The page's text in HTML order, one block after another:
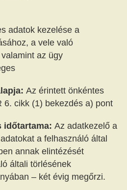
adatok kezelése a
a vele való
az ügy
Az érintett önkéntes
6. cikk (1) bekezdés a) pont
időtartama: Az adatkezelő a
a felhasználó által
annak elintézését
általi törlésének
– két évig megőrzi.